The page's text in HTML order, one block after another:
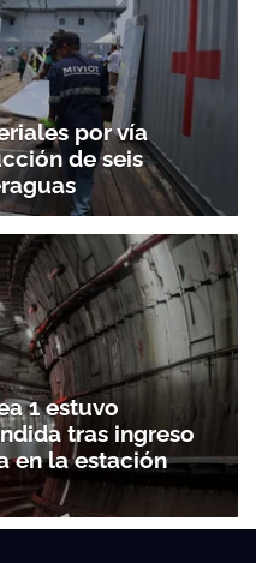
por vía
de seis
1 estuvo
tras ingreso
en la estación